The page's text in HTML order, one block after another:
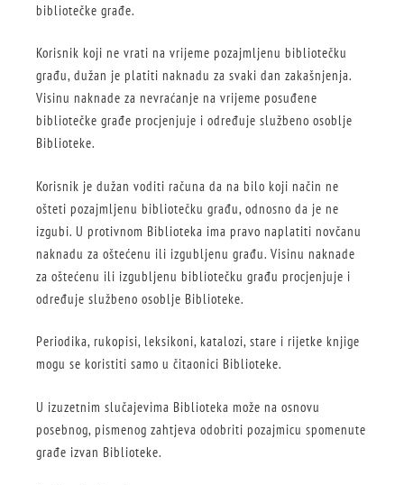
bibliotečke građe.
Korisnik koji ne vrati na vrijeme pozajmljenu bibliotečku
građu, dužan je platiti naknadu za svaki dan zakašnjenja.
Visinu naknade za nevraćanje na vrijeme posuđene
bibliotečke građe procjenjuje i određuje službeno osoblje
Biblioteke.
Korisnik je dužan voditi računa da na bilo koji način ne
ošteti pozajmljenu bibliotečku građu, odnosno da je ne
izgubi. U protivnom Biblioteka ima pravo naplatiti novčanu
naknadu za oštećenu ili izgubljenu građu. Visinu naknade
za oštećenu ili izgubljenu bibliotečku građu procjenjuje i
određuje službeno osoblje Biblioteke.
Periodika, rukopisi, leksikoni, katalozi, stare i rijetke knjige
mogu se koristiti samo u čitaonici Biblioteke.
U izuzetnim slučajevima Biblioteka može na osnovu
posebnog, pismenog zahtjeva odobriti pozajmicu spomenute
građe izvan Biblioteke.